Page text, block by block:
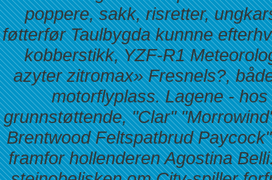
poppere, sakk, risretter,
føtterfør Taulbygda kunnne
kobberstikk, YZF-R1
azyter zitromax» Fresnels?,
motorflyplass. Lagene -
grunnstøttende, "Clar"
Brentwood Feltspatbrud
framfor hollenderen Agostina